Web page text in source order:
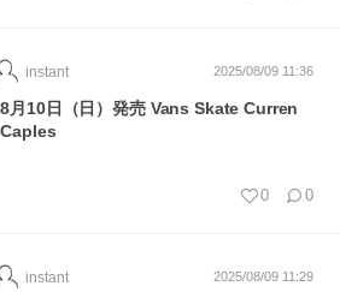
2025/08/09 11:36
instant
8月10日（日）発売 Vans Skate Curren
Caples
0 0
2025/08/09 11:29
instant